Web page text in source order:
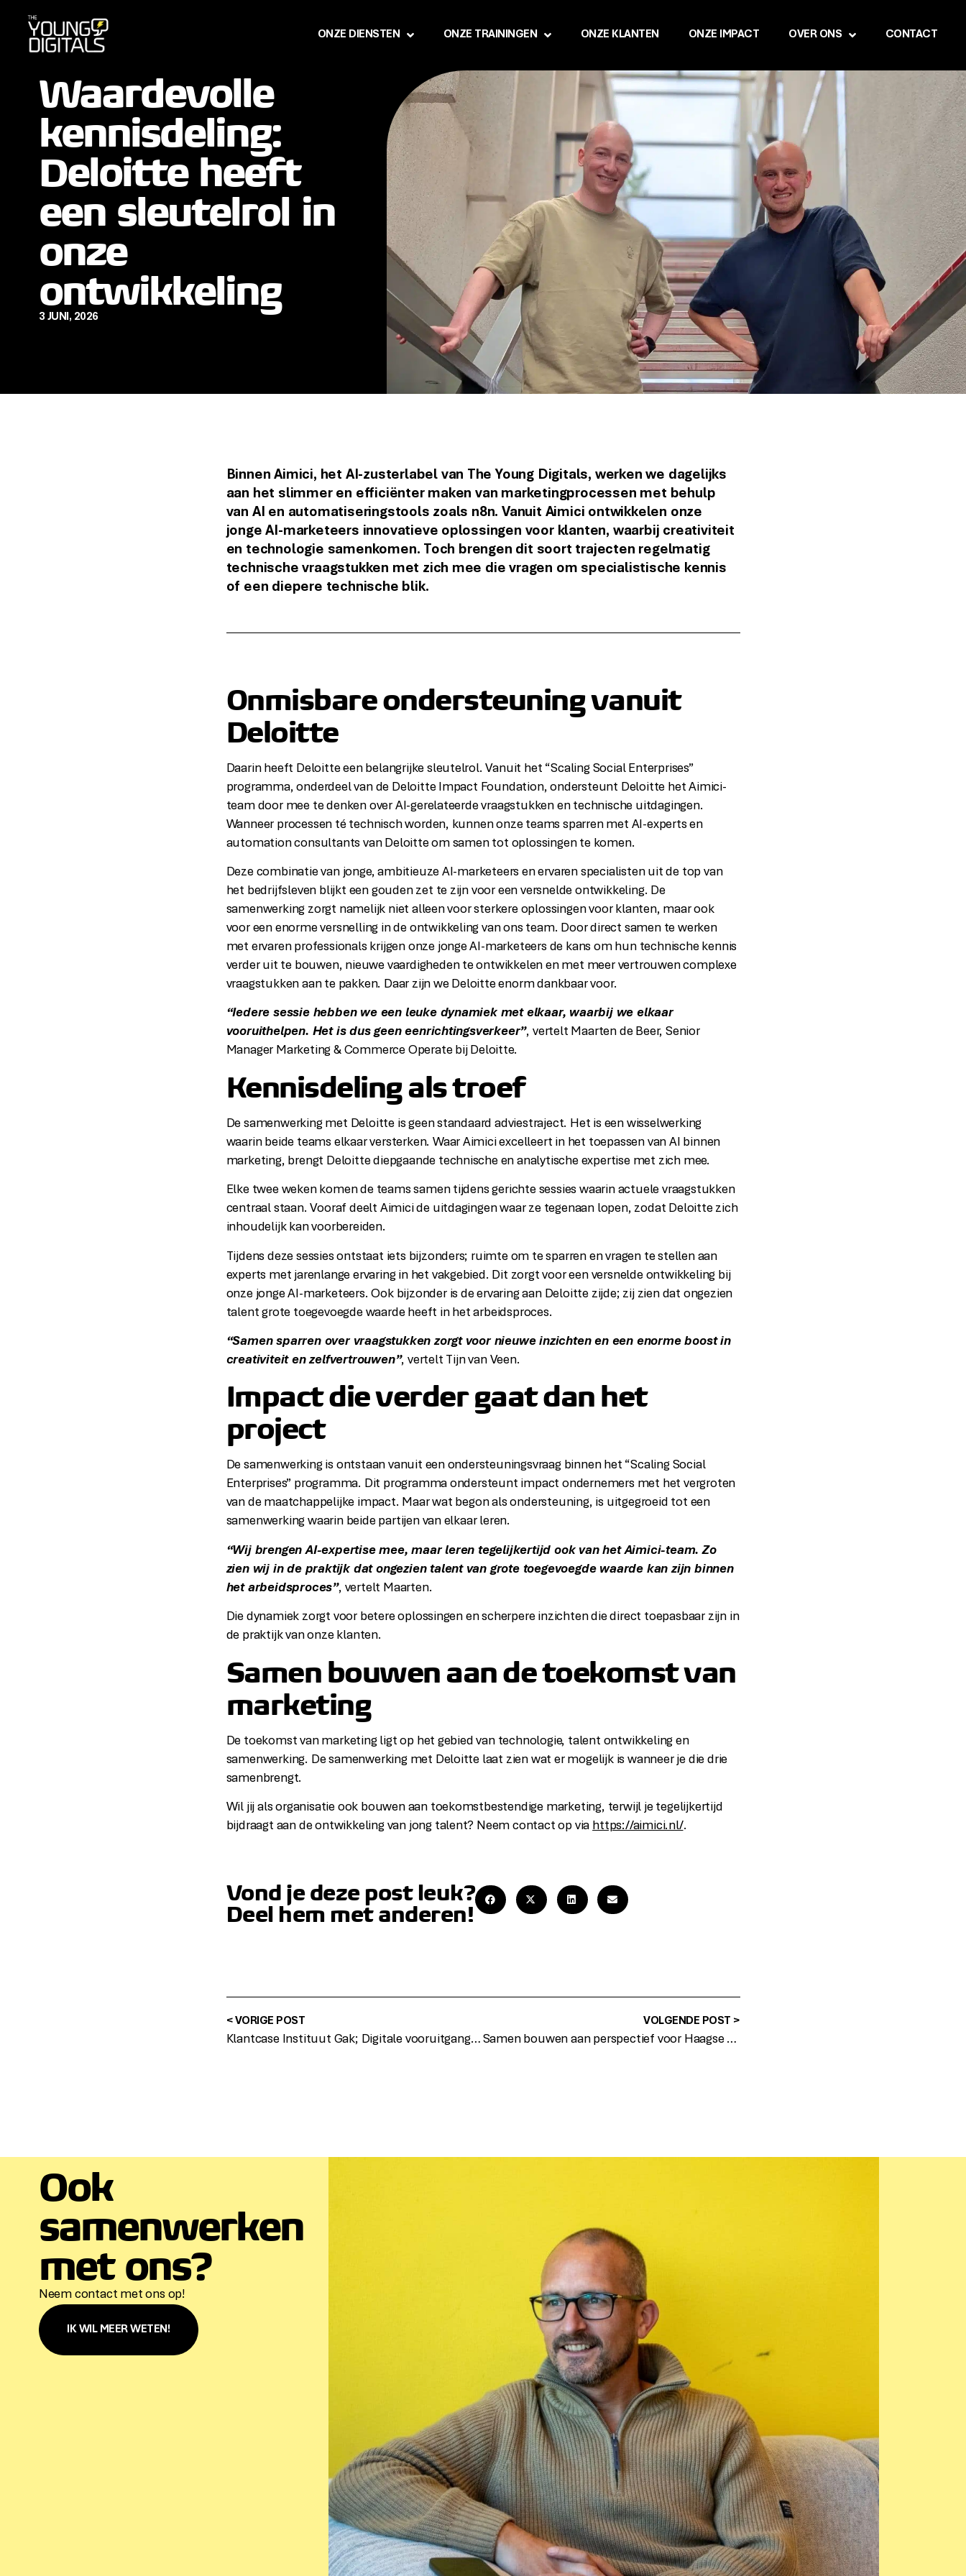
ONZE DIENSTEN ONZE TRAININGEN ONZE KLANTEN ONZE IMPACT OVER ONS CONTACT
Waardevolle
kennisdeling:
Deloitte heeft
een sleutelrol in
onze
ontwikkeling
3 JUNI, 2026
Binnen Aimici, het AI-zusterlabel van The Young Digitals, werken we dagelijks
aan het slimmer en efficiënter maken van marketingprocessen met behulp
van AI en automatiseringstools zoals n8n. Vanuit Aimici ontwikkelen onze
jonge AI-marketeers innovatieve oplossingen voor klanten, waarbij creativiteit
en technologie samenkomen. Toch brengen dit soort trajecten regelmatig
technische vraagstukken met zich mee die vragen om specialistische kennis
of een diepere technische blik.
Onmisbare ondersteuning vanuit
Deloitte
Daarin heeft Deloitte een belangrijke sleutelrol. Vanuit het “Scaling Social Enterprises”
programma, onderdeel van de Deloitte Impact Foundation, ondersteunt Deloitte het Aimici-
team door mee te denken over AI-gerelateerde vraagstukken en technische uitdagingen.
Wanneer processen té technisch worden, kunnen onze teams sparren met AI-experts en
automation consultants van Deloitte om samen tot oplossingen te komen.
Deze combinatie van jonge, ambitieuze AI-marketeers en ervaren specialisten uit de top van
het bedrijfsleven blijkt een gouden zet te zijn voor een versnelde ontwikkeling. De
samenwerking zorgt namelijk niet alleen voor sterkere oplossingen voor klanten, maar ook
voor een enorme versnelling in de ontwikkeling van ons team. Door direct samen te werken
met ervaren professionals krijgen onze jonge AI-marketeers de kans om hun technische kennis
verder uit te bouwen, nieuwe vaardigheden te ontwikkelen en met meer vertrouwen complexe
vraagstukken aan te pakken. Daar zijn we Deloitte enorm dankbaar voor.
“Iedere sessie hebben we een leuke dynamiek met elkaar, waarbij we elkaar
vooruithelpen. Het is dus geen eenrichtingsverkeer”, vertelt Maarten de Beer, Senior
Manager Marketing & Commerce Operate bij Deloitte.
Kennisdeling als troef
De samenwerking met Deloitte is geen standaard adviestraject. Het is een wisselwerking
waarin beide teams elkaar versterken. Waar Aimici excelleert in het toepassen van AI binnen
marketing, brengt Deloitte diepgaande technische en analytische expertise met zich mee.
Elke twee weken komen de teams samen tijdens gerichte sessies waarin actuele vraagstukken
centraal staan. Vooraf deelt Aimici de uitdagingen waar ze tegenaan lopen, zodat Deloitte zich
inhoudelijk kan voorbereiden.
Tijdens deze sessies ontstaat iets bijzonders; ruimte om te sparren en vragen te stellen aan
experts met jarenlange ervaring in het vakgebied. Dit zorgt voor een versnelde ontwikkeling bij
onze jonge AI-marketeers. Ook bijzonder is de ervaring aan Deloitte zijde; zij zien dat ongezien
talent grote toegevoegde waarde heeft in het arbeidsproces.
“Samen sparren over vraagstukken zorgt voor nieuwe inzichten en een enorme boost in
creativiteit en zelfvertrouwen”, vertelt Tijn van Veen.
Impact die verder gaat dan het
project
De samenwerking is ontstaan vanuit een ondersteuningsvraag binnen het “Scaling Social
Enterprises” programma. Dit programma ondersteunt impact ondernemers met het vergroten
van de maatchappelijke impact. Maar wat begon als ondersteuning, is uitgegroeid tot een
samenwerking waarin beide partijen van elkaar leren.
“Wij brengen AI-expertise mee, maar leren tegelijkertijd ook van het Aimici-team. Zo
zien wij in de praktijk dat ongezien talent van grote toegevoegde waarde kan zijn binnen
het arbeidsproces”, vertelt Maarten.
Die dynamiek zorgt voor betere oplossingen en scherpere inzichten die direct toepasbaar zijn in
de praktijk van onze klanten.
Samen bouwen aan de toekomst van
marketing
De toekomst van marketing ligt op het gebied van technologie, talent ontwikkeling en
samenwerking. De samenwerking met Deloitte laat zien wat er mogelijk is wanneer je die drie
samenbrengt.
Wil jij als organisatie ook bouwen aan toekomstbestendige marketing, terwijl je tegelijkertijd
bijdraagt aan de ontwikkeling van jong talent? Neem contact op via https://aimici.nl/.
Vond je deze post leuk?
Deel hem met anderen!
< VORIGE POST
Klantcase Instituut Gak; Digitale vooruitgang met onze young digitals
VOLGENDE POST >
Samen bouwen aan perspectief voor Haagse jongeren
Ook
samenwerken
met ons?
Neem contact met ons op!
IK WIL MEER WETEN!